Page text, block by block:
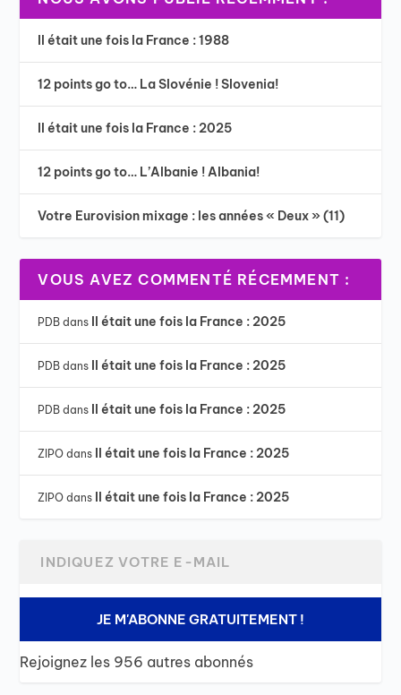
Il était une fois la France : 1988
12 points go to… La Slovénie ! Slovenia!
Il était une fois la France : 2025
12 points go to… L’Albanie ! Albania!
Votre Eurovision mixage : les années « Deux » (11)
VOUS AVEZ COMMENTÉ RÉCEMMENT :
PDB dans Il était une fois la France : 2025
PDB dans Il était une fois la France : 2025
PDB dans Il était une fois la France : 2025
ZIPO dans Il était une fois la France : 2025
ZIPO dans Il était une fois la France : 2025
JE M'ABONNE GRATUITEMENT !
Rejoignez les 956 autres abonnés